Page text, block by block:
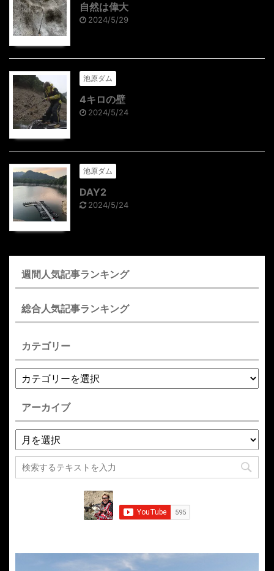
自然は偉大
2024/5/29
池原ダム
4キロの壁
2024/5/24
池原ダム
DAY2
2024/5/24
週間人気記事ランキング
総合人気記事ランキング
カテゴリー
アーカイブ